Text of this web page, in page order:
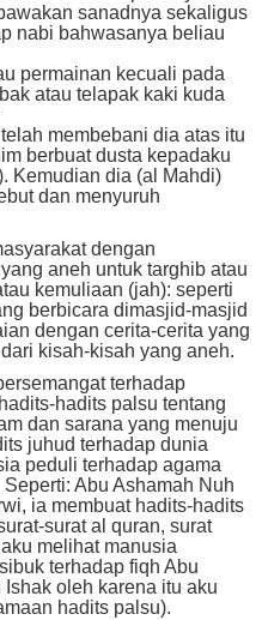
sanadnya sekaligus
nabi bahwasanya beliau
permainan kecuali pada
atau telapak kaki kuda
membebani dia atas itu
berbuat dusta kepadaku
Kemudian dia (al Mahdi)
dan menyuruh
dengan
aneh untuk targhib atau
kemuliaan (jah): seperti
berbicara dimasjid-masjid
dengan cerita-cerita yang
kisah-kisah yang aneh.
terhadap
hadits palsu tentang
dan sarana yang menuju
juhud terhadap dunia
peduli terhadap agama
Abu Ashamah Nuh
ia membuat hadits-hadits
surat al quran, surat
melihat manusia
terhadap fiqh Abu
oleh karena itu aku
hadits palsu).